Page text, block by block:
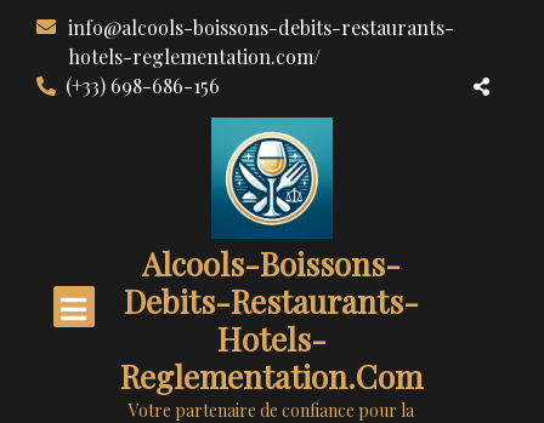
contenu
info@alcools-boissons-debits-restaurants-
hotels-reglementation.com/
(+33) 698-686-156
Alcools-Boissons-
Debits-Restaurants-
Hotels-
Reglementation.com
Votre partenaire de confiance pour la